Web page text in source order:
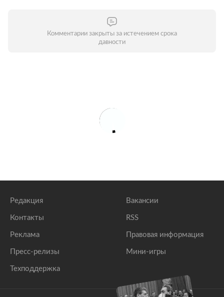
Комментарии закрыты за истечением срока
давности
Редакция
Контакты
Реклама
Пресс-релизы
Техподдержка
Вакансии
RSS
Правовая информация
Мини-игры